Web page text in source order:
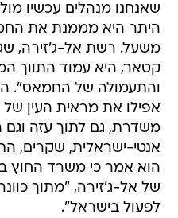
שאנחנו מנהלים עכשיו
היתר היא מממנת את
משעל. רשת אל-ג'זירה,
קטאר, היא עמוד התווך
והתעמולה של החמאס".
אפילו את מראית העין
משדרת, גם לתוך עזה
אנטי-ישראלית, שקרים,
הוא אמר כי משרד החוץ
של אל-ג'זירה, "מתוך
לפעול בישראל".